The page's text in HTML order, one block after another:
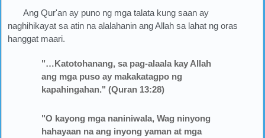
Ang Qur'an ay puno ng mga talata kung saan ay
naghihikayat sa atin na alalahanin ang Allah sa lahat ng oras
hanggat maari.
"…Katotohanang, sa pag-alaala kay Allah
ang mga puso ay makakatagpo ng
kapahingahan." (Quran 13:28)
"O kayong mga naniniwala, Wag ninyong
hahayaan na ang inyong yaman at mga